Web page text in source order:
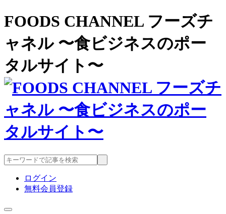
FOODS CHANNEL フーズチ
ャネル 〜食ビジネスのポー
タルサイト〜
ログイン
無料会員登録